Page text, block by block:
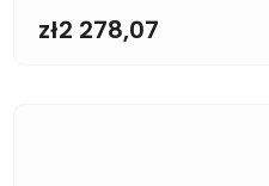
zł2 278,07